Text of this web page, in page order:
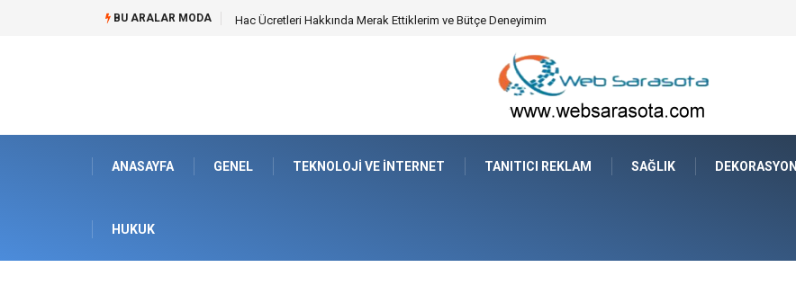
BU ARALAR MODA Öneri Sistemi ile Kurumsal İnovasyonun Dijitalleşmesi
ANASAYFA GENEL TEKNOLOJI VE İNTERNET TANITICI REKLAM SAĞLIK DEKORASYON
HUKUK